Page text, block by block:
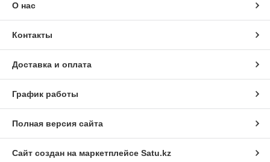
О нас
Контакты
Доставка и оплата
График работы
Полная версия сайта
Сайт создан на маркетплейсе Satu.kz